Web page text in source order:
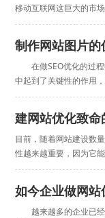
移动互联网这巨大的市
制作网站图片的
在做SEO优化的过程
中起到了关键性的作用
建网站优化致命
目前，随着网站建设数
性越来越重要，因为它
如今企业做网站
越来越多的企业已经